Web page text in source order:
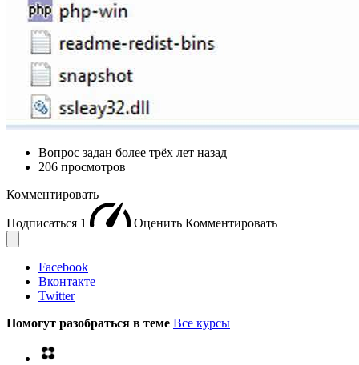
Вопрос задан более трёх лет назад
206 просмотров
Комментировать
Подписаться 1 Оценить Комментировать
Facebook
Вконтакте
Twitter
Помогут разобраться в теме Все курсы